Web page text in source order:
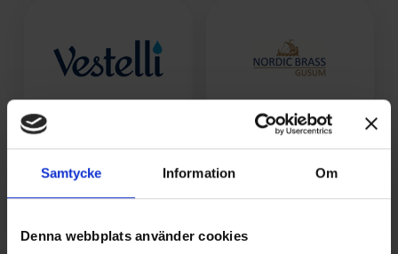
Samtycke Information Om
Denna webbplats använder cookies